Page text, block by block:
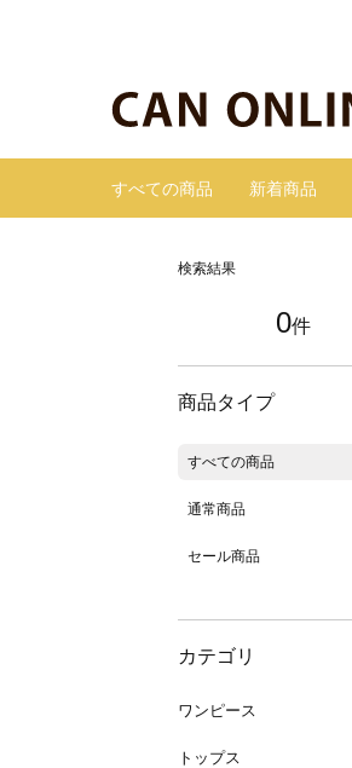
すべての商品 新着商品
検索結果
0件
商品タイプ
すべての商品
通常商品
セール商品
カテゴリ
ワンピース
トップス